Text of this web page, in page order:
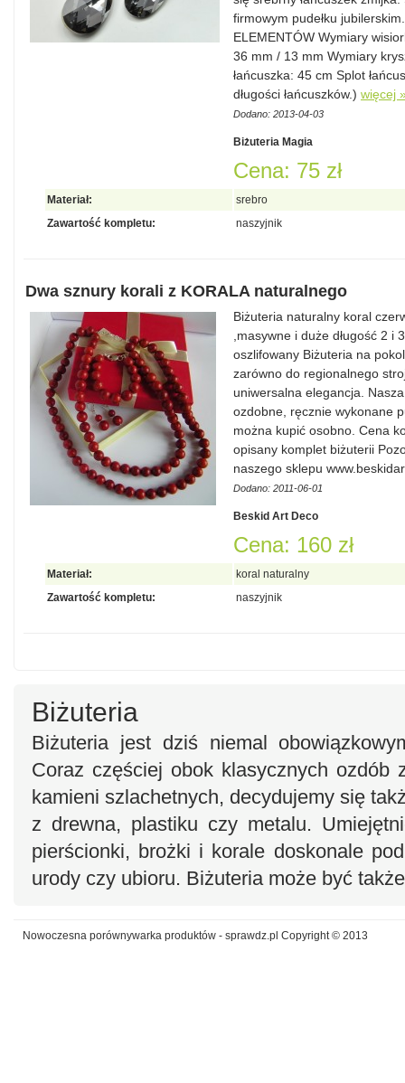
firmowym pudełku
ELEMENTÓW Wymiary
36 mm / 13 mm Wymiary
łańcuszka: 45 cm Splot
długości łańcuszków.) więcej
Dodano: 2013-04-03
Biżuteria Magia
Cena: 75 zł
Materiał:
srebro
Zawartość kompletu:
naszyjnik
Dwa sznury korali z KORALA naturalnego
Biżuteria naturalny koral
,masywne i duże długość 2 i
oszlifowany Biżuteria na
zarówno do regionalnego
uniwersalna elegancja.
ozdobne, ręcznie wykonane
można kupić osobno. Cena
opisany komplet biżuterii
naszego sklepu
Dodano: 2011-06-01
Beskid Art Deco
Cena: 160 zł
Materiał:
koral naturalny
Zawartość kompletu:
naszyjnik
Biżuteria
Biżuteria jest dziś niemal
Coraz częściej obok klasycznych ozdób
kamieni szlachetnych, decydujemy się
z drewna, plastiku czy metalu.
pierścionki, brożki i korale doskonale
urody czy ubioru. Biżuteria może być
Nowoczesna porównywarka produktów - sprawdz.pl Copyright © 2013